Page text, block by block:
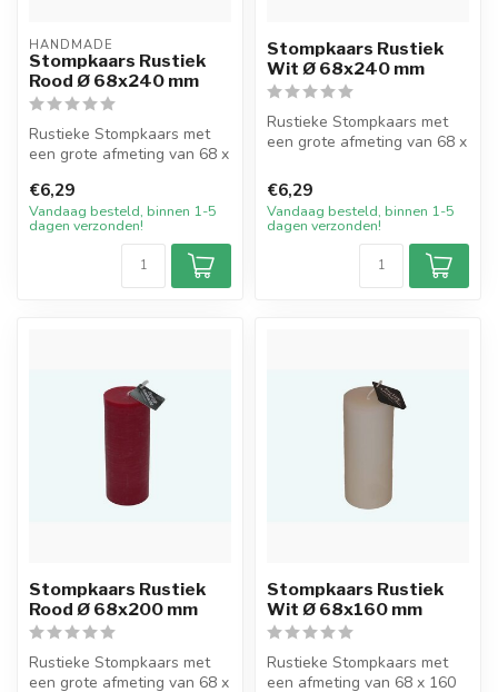
HANDMADE
Stompkaars Rustiek
Rood Ø 68x240 mm
Rustieke Stompkaars met
een grote afmeting van 68 x
Rood...
€6,29
Vandaag besteld, binnen 1-5
dagen verzonden!
Stompkaars Rustiek
Wit Ø 68x240 mm
Rustieke Stompkaars met
een grote afmeting van 68 x
Wit....
€6,29
Vandaag besteld, binnen 1-5
dagen verzonden!
Stompkaars Rustiek
Rood Ø 68x200 mm
Rustieke Stompkaars met
een grote afmeting van 68 x
Stompkaars Rustiek
Wit Ø 68x160 mm
Rustieke Stompkaars met
een afmeting van 68 x 160